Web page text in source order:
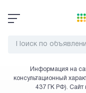
Информация на
консультационный
437 ГК РФ). Сайт